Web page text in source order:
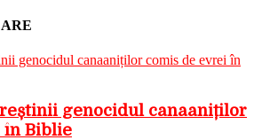
genocidul canaaniților
în Biblie